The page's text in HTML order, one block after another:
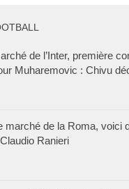
de l’Inter, première
Muharemovic : Chivu
marché de la Roma, voici
Ranieri